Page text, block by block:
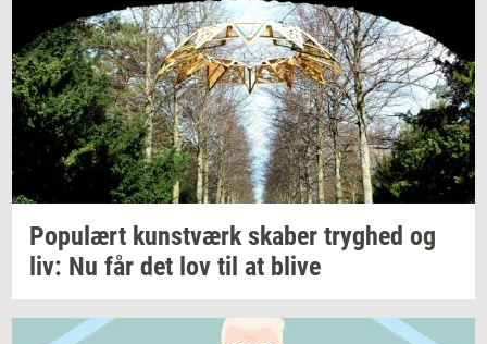
Po­pu­lært kunst­værk ska­ber tryg­hed og
liv: Nu får det lov til at blive